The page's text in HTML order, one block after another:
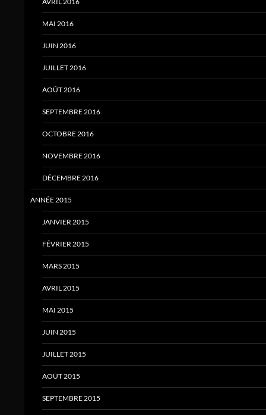
MAI 2016
JUIN 2016
JUILLET 2016
AOÛT 2016
SEPTEMBRE 2016
OCTOBRE 2016
NOVEMBRE 2016
DÉCEMBRE 2016
ANNÉE 2015
JANVIER 2015
FÉVRIER 2015
MARS 2015
AVRIL 2015
MAI 2015
JUIN 2015
JUILLET 2015
AOÛT 2015
SEPTEMBRE 2015